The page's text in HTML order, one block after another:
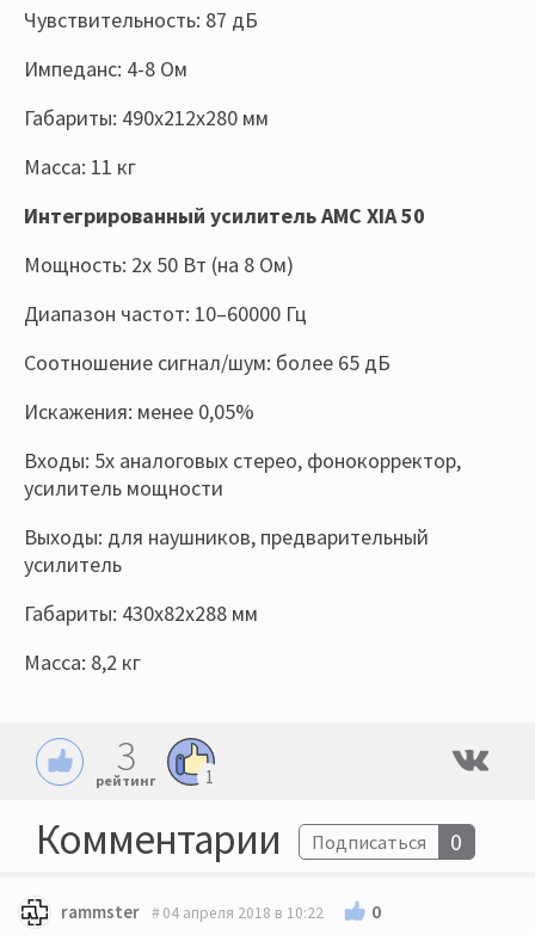
Чувствительность: 87 дБ
Импеданс: 4-8 Ом
Габариты: 490х212х280 мм
Масса: 11 кг
Интегрированный усилитель AMC XIA 50
Мощность: 2х 50 Вт (на 8 Ом)
Диапазон частот: 10–60000 Гц
Соотношение сигнал/шум: более 65 дБ
Искажения: менее 0,05%
Входы: 5х аналоговых стерео, фонокорректор,
усилитель мощности
Выходы: для наушников, предварительный
усилитель
Габариты: 430х82х288 мм
Масса: 8,2 кг
3
рейтинг 1
Комментарии Подписаться 0
rammster 04 апреля 2018 в 10:22 0